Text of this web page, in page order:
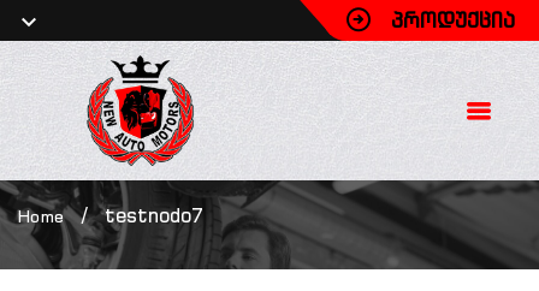
ᲞᲠᲝᲓᲣᲥᲪᲘᲐ
Home / testnodo7